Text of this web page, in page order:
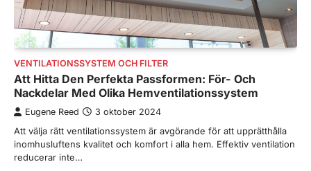
VENTILATIONSSYSTEM OCH FILTER
Att Hitta Den Perfekta Passformen: För- Och
Nackdelar Med Olika Hemventilationssystem
Eugene Reed 3 oktober 2024
Att välja rätt ventilationssystem är avgörande för att upprätthålla
inomhusluftens kvalitet och komfort i alla hem. Effektiv ventilation
reducerar inte…